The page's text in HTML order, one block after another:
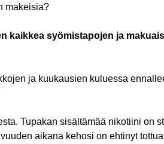
makeisia?
kaikkea syömistapojen ja
ja kuukausien kuluessa
Tupakan sisältämää nikotiini on
aikana kehosi on ehtinyt